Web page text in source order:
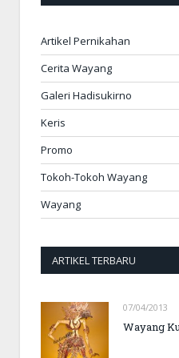
Artikel Pernikahan
Cerita Wayang
Galeri Hadisukirno
Keris
Promo
Tokoh-Tokoh Wayang
Wayang
ARTIKEL TERBARU
07/04/2013
Wayang